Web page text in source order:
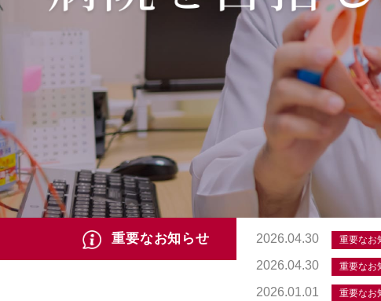
重要なお知らせ 2026.04.30 重要なお
2026.04.30
重要なお
2026.01.01
重要なお